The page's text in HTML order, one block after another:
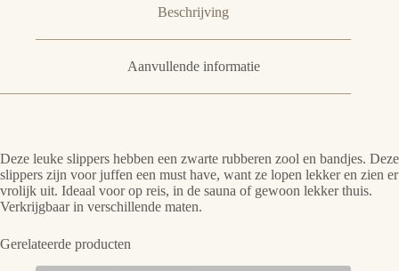
Beschrijving
Aanvullende informatie
Deze leuke slippers hebben een zwarte rubberen zool en bandjes. Deze
slippers zijn voor juffen een must have, want ze lopen lekker en zien er
vrolijk uit. Ideaal voor op reis, in de sauna of gewoon lekker thuis.
Verkrijgbaar in verschillende maten.
Gerelateerde producten